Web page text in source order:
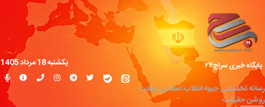
پایگاه خبری سراج۲۴
رسانه تخصصی جبهه انقلاب اسلامی؛ روایت
روشن حقیقت
یکشنبه 18 مرداد 1405